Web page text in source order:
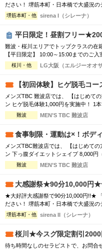
ださい！ 堺筋本町・日本橋で大盛況のシレーナ、満を持してリフナビ再上陸!! 新規
様リピーター様問わずご利用可能なイ
ひお楽しみください☆彡 ※フリー限定・待機セラピスト複数の時限定 ★大感謝祭
堺筋本町・他 sirena I（シレーナ）
平日限定！昼割フリー
難波・桜川エリアでトップクラスの在籍数！ ご新規様・リピーター
【平日限定】 10:00～15:00までのご入室で2,000円
円 120分 21,000円⇒19,000円 厳選された美女による 至福のオーバーオイルトリ
ートメント LG大阪でしか感じること
桜川・他 LG大阪（エルジーオオサ
【初回体験】ヒゲ脱毛コ
メンズTBC 難波店では、 【はじめての方限定】メンズエステ特別割引キャンペー
ン ヒゲ脱毛体験1,000円を実施中！ 1
の負担を軽く！ ※MENS TBC初めての方限定 お1人様1回限りの特別体験価格 ※W
eb予約申し込みフォームよりお申込く
難波 MEN’S TBC 難波店
食事制限・運動は×！ボデ
メンズTBC難波店では、 【はじめて
ン 下っ腹ダイエットシェイプ 8,000円
方限定 お1人様1回限りの特別体験価
ださい。
難波 MEN’S TBC 難波店
大感謝祭★90分10,000円
★大好評大感謝祭で90分10,000円!!★ 「リフナビで大感謝祭みた」とお申し付けく
ださい！ 堺筋本町・日本橋で大盛況のシレーナ、満を持してリフナビ再上陸!! 新規
様リピーター様問わずご利用可能なイ
ひお楽しみください☆彡 ※フリー限定・待機セラピスト複数の時限定 ★大感謝祭
堺筋本町・他 sirena II（シレーナ）
桜川★今スグ限定割引2000
待ち時間なしのセラピストで、お問合